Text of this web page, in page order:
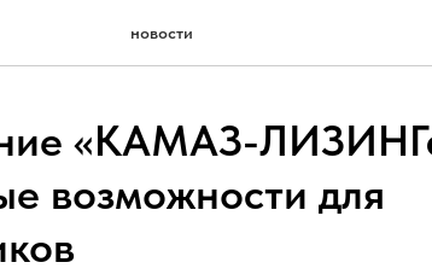
новости
«КАМАЗ-
возможности для